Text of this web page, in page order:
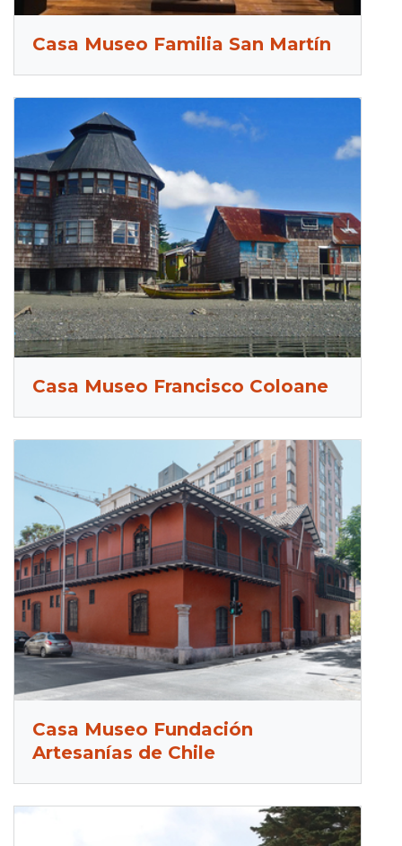
Casa Museo Familia San Martín
Casa Museo Francisco Coloane
Casa Museo Fundación
Artesanías de Chile